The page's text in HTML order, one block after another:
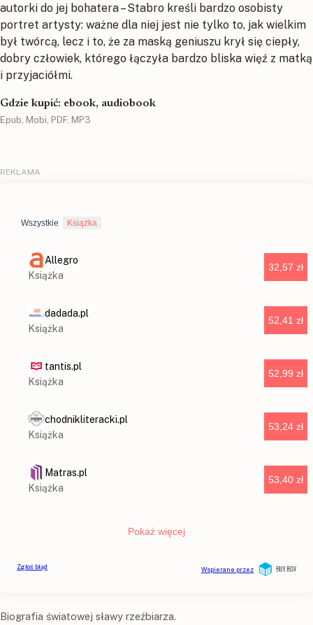
autorki do jej bohatera – Stabro kreśli bardzo osobisty
portret artysty: ważne dla niej jest nie tylko to, jak wielkim
był twórcą, lecz i to, że za maską geniuszu krył się ciepły,
dobry człowiek, którego łączyła bardzo bliska więź z matką
i przyjaciółmi.
Gdzie kupić: ebook, audiobook
Epub, Mobi, PDF, MP3
Biografia światowej sławy rzeźbiarza.